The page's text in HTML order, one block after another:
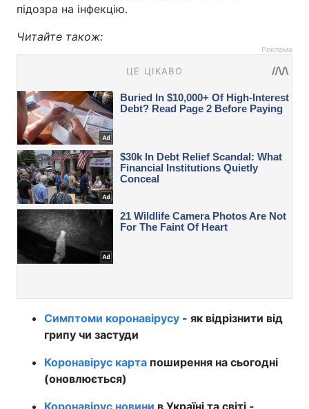
підозра на інфекцію.
Читайте також:
Реклама
Симптоми коронавірусу - як відрізнити від
грипу чи застуди
Коронавірус карта поширення на сьогодні
(оновлюється)
Коронавірус новини в Україні та світі -